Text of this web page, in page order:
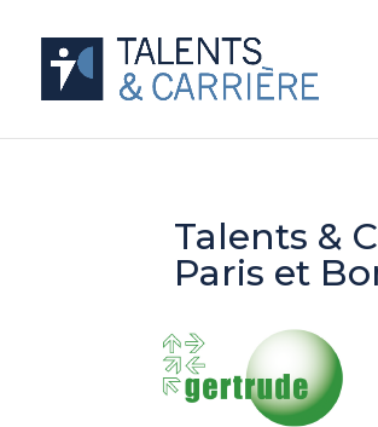
Talents &
Paris et